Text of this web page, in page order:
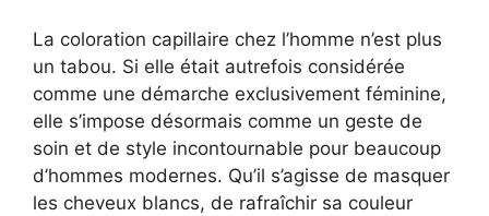
La coloration capillaire chez l’homme n’est plus
un tabou. Si elle était autrefois considérée
comme une démarche exclusivement féminine,
elle s’impose désormais comme un geste de
soin et de style incontournable pour beaucoup
d’hommes modernes. Qu’il s’agisse de masquer
les cheveux blancs, de rafraîchir sa couleur